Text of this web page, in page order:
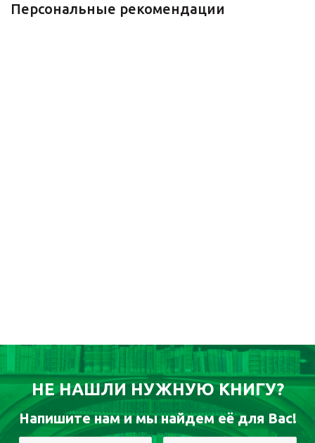
Персональные рекомендации
НЕ НАШЛИ НУЖНУЮ КНИГУ?
Напишите нам и мы найдем её для Вас!